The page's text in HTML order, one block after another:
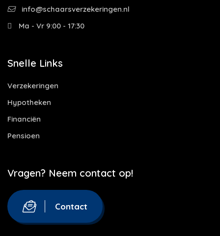
info@schaarsverzekeringen.nl
Ma - Vr 9:00 - 17:30
Snelle Links
Verzekeringen
Hypotheken
Financiën
Pensioen
Vragen? Neem contact op!
Contact